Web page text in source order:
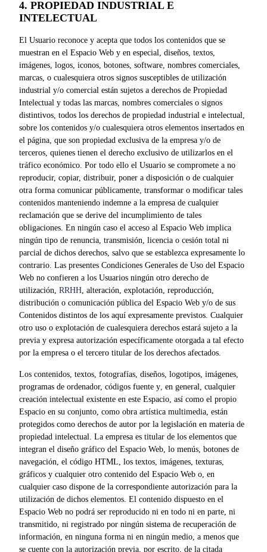
4. PROPIEDAD INDUSTRIAL E
INTELECTUAL
El Usuario reconoce y acepta que todos los contenidos que se
muestran en el Espacio Web y en especial, diseños, textos,
imágenes, logos, iconos, botones, software, nombres comerciales,
marcas, o cualesquiera otros signos susceptibles de utilización
industrial y/o comercial están sujetos a derechos de Propiedad
Intelectual y todas las marcas, nombres comerciales o signos
distintivos, todos los derechos de propiedad industrial e intelectual,
sobre los contenidos y/o cualesquiera otros elementos insertados en
el página, que son propiedad exclusiva de la empresa y/o de
terceros, quienes tienen el derecho exclusivo de utilizarlos en el
tráfico económico. Por todo ello el Usuario se compromete a no
reproducir, copiar, distribuir, poner a disposición o de cualquier
otra forma comunicar públicamente, transformar o modificar tales
contenidos manteniendo indemne a la empresa de cualquier
reclamación que se derive del incumplimiento de tales
obligaciones. En ningún caso el acceso al Espacio Web implica
ningún tipo de renuncia, transmisión, licencia o cesión total ni
parcial de dichos derechos, salvo que se establezca expresamente lo
contrario. Las presentes Condiciones Generales de Uso del Espacio
Web no confieren a los Usuarios ningún otro derecho de
utilización,RRHH, alteración, explotación, reproducción,
distribución o comunicación pública del Espacio Web y/o de sus
Contenidos distintos de los aquí expresamente previstos. Cualquier
otro uso o explotación de cualesquiera derechos estará sujeto a la
previa y expresa autorización específicamente otorgada a tal efecto
por la empresa o el tercero titular de los derechos afectados.
Los contenidos, textos, fotografías, diseños, logotipos, imágenes,
programas de ordenador, códigos fuente y en general, cualquier
creación intelectual existente en este Espacio, así como el propio
Espacio en su conjunto, como obra artística multimedia, están
protegidos como derechos de autor por la legislación en materia de
propiedad intelectual. La empresa es titular de los elementos que
integran el diseño gráfico del Espacio Web, lo menús, botones de
navegación, el código HTML, los textos, imágenes, texturas,
gráficos y cualquier otro contenido del Espacio Web o, en
cualquier caso dispone de la correspondiente autorización para la
utilización de dichos elementos. El contenido dispuesto en el
Espacio Web no podrá ser reproducido ni en todo ni en parte, ni
transmitido, ni registrado por ningún sistema de recuperación de
información, en ninguna forma ni en ningún medio, a menos que
se cuente con la autorización previa, por escrito, de la citada